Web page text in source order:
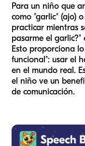
Para un niño que
como "garlic" (ajo)
practicar mientras
pasarme el garlic?"
Esto proporciona
funcional": usar el
en el mundo real.
el niño ve un
de comunicación.